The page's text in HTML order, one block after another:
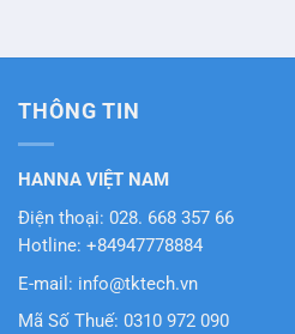
THÔNG TIN
HANNA VIỆT NAM
Điện thoại: 028. 668 357 66
Hotline: +84947778884
E-mail: info@tktech.vn
Mã Số Thuế: 0310 972 090